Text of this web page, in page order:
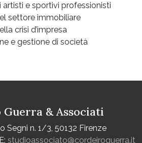
artisti e sportivi professionisti
settore immobiliare
crisi d’impresa
e gestione di società
& Associati
Segni n. 1/3, 50132 Firenze
studioassociato@cordeiroguerra.it